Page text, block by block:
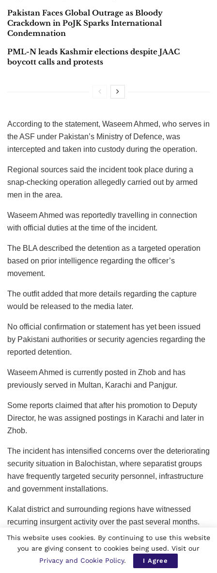
Pakistan Faces Global Outrage as Bloody
Crackdown in PoJK Sparks International
Condemnation
PML-N leads Kashmir elections despite JAAC
boycott calls and protests
According to the statement, Waseem Ahmed, who serves in
the ASF under Pakistan’s Ministry of Defence, was
intercepted and taken into custody during the operation.
Regional sources said the incident took place during a
snap-checking operation allegedly carried out by armed
men in the area.
Waseem Ahmed was reportedly travelling in connection
with official duties at the time of the incident.
The BLA described the detention as a targeted operation
based on prior intelligence regarding the officer’s
movement.
The outfit added that more details regarding the capture
would be released to the media later.
No official confirmation or statement has yet been issued
by Pakistani authorities or security agencies regarding the
reported detention.
Waseem Ahmed is currently posted in Zhob and has
previously served in Multan, Karachi and Panjgur.
Some reports claimed that after his promotion to Deputy
Director, he was assigned postings in Karachi and later in
Zhob.
The incident has intensified concerns over the deteriorating
security situation in Balochistan, where separatist groups
have frequently targeted security personnel, infrastructure
and government installations.
Kalat district and surrounding regions have witnessed
recurring insurgent activity over the past several months.
The reported detention also comes days after Pakistani
authorities announced a major counterinsurgency
This website uses cookies. By continuing to use this website
you are giving consent to cookies being used. Visit our
Privacy and Cookie Policy. I Agree